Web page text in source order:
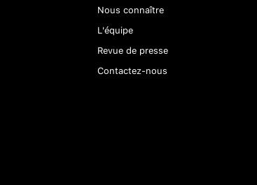
Nous connaître
L'équipe
Revue de presse
Contactez-nous